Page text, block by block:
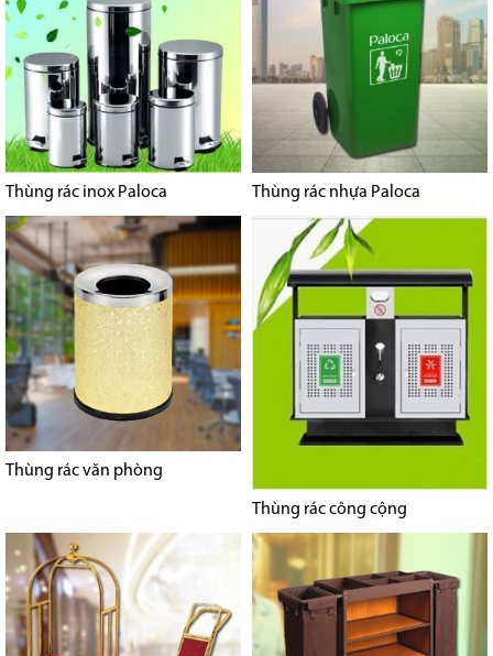
Thùng rác inox Paloca Thùng rác nhựa Paloca
Thùng rác văn phòng
Thùng rác công cộng